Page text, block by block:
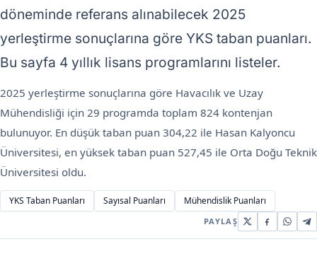
döneminde referans alınabilecek 2025
yerleştirme sonuçlarına göre YKS taban puanları.
Bu sayfa 4 yıllık lisans programlarını listeler.
2025 yerleştirme sonuçlarına göre Havacılık ve Uzay
Mühendisliği için 29 programda toplam 824 kontenjan
bulunuyor. En düşük taban puan 304,22 ile Hasan Kalyoncu
Üniversitesi, en yüksek taban puan 527,45 ile Orta Doğu Teknik
Üniversitesi oldu.
YKS Taban Puanları Sayısal Puanları Mühendislik Puanları
PAYLAŞ